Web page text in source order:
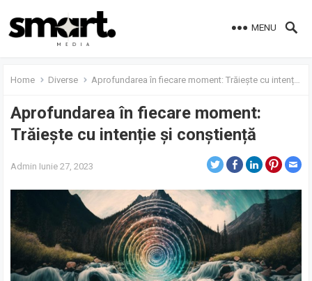
MENU
Home Diverse Aprofundarea în fiecare moment: Trăiește cu intenție și conștiență
Aprofundarea în fiecare moment:
Trăiește cu intenție și conștiență
Admin Iunie 27, 2023